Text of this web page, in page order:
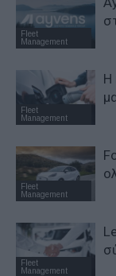
Fleet
Management
Fleet
Management
Η
Fleet
Management
Fleet
Management